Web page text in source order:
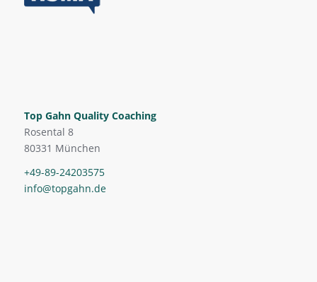
Top Gahn Quality Coaching
Rosental 8
80331 München
+49-89-24203575
info@topgahn.de